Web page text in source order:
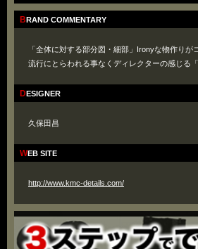
BRAND COMMENTARY
「全体に対する部分図・細部」Ironyな物作りが
流行にとらわれる事なくディレクターの感じる「
DESIGNER
久保田昌
WEB SITE
http://www.kmc-details.com/